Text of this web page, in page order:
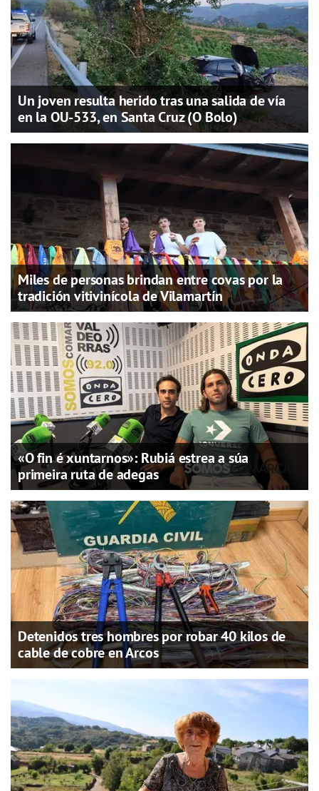
Un joven resulta herido tras una salida de vía
en la OU-533, en Santa Cruz (O Bolo)
Miles de personas brindan entre covas por la
tradición vitivinícola de Vilamartín
«O fin é xuntarnos»: Rubiá estrea a súa
primeira ruta de adegas
Detenidos tres hombres por robar 40 kilos de
cable de cobre en Arcos